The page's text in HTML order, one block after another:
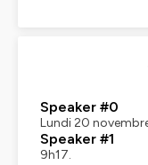
Speaker #0
Lundi 20
Speaker #1
9h17.